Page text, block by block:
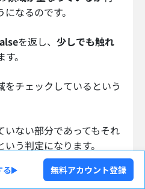
なるのです。
を返し、 少しでも触れ
。
チェックしているという
いない部分であってもそれ
う判定になります。
る 無料アカウント登録